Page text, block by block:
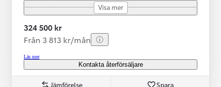
Visa mer
324 500 kr
Från 3 813 kr/mån
Läs mer
Kontakta återförsäljare
Jämförelse Spara